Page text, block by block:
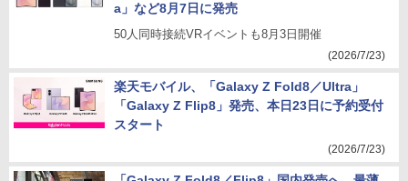
a」など8月7日に発売
50人同時接続VRイベントも8月3日開催
(2026/7/23)
楽天モバイル、「Galaxy Z Fold8／Ultra」
「Galaxy Z Flip8」発売、本日23日に予約受付
スタート
(2026/7/23)